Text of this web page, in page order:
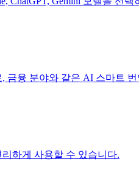
금융 분야와 같은 AI 스마트
하게 사용할 수 있습니다.